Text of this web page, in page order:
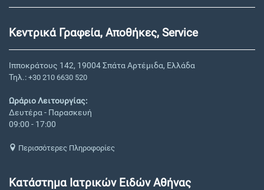
Κεντρικά Γραφεία, Αποθήκες, Service
Ιπποκράτους 142, 19004 Σπάτα Αρτέμιδα, Ελλάδα
Τηλ.: +30 210 6630 520
Ωράριο Λειτουργίας:
Δευτέρα - Παρασκευή
09:00 - 17:00
Περισσότερες Πληροφορίες
Κατάστημα Ιατρικών Ειδών Αθήνας